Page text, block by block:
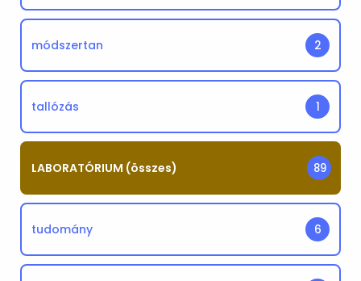
módszertan 2
tallózás 1
LABORATÓRIUM (összes) 89
tudomány 6